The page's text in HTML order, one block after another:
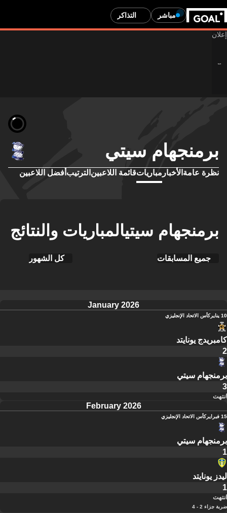
مباشر التذاكر
برمنجهام سيتي
نظرة عامة الأخبار مبارياتقائمة اللاعبين الترتيب أفضل اللاعبين
برمنجهام سيتيالمباريات والنتائج
جميع المسابقات كل الشهور
January 2026
10 يناير كأس الاتحاد الإنجليزي
كامبريدج يونايتد
2
برمنجهام سيتي
3
انتهت
February 2026
15 فبراير كأس الاتحاد الإنجليزي
برمنجهام سيتي
1
ليدز يونايتد
1
انتهت
ضربة جزاء 2 - 4